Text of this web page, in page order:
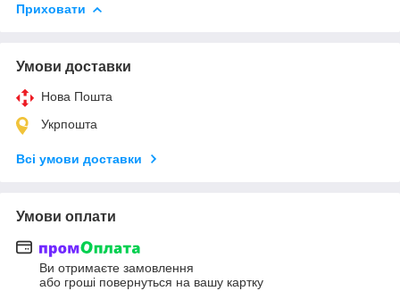
Приховати
Умови доставки
Нова Пошта
Укрпошта
Всі умови доставки
Умови оплати
Ви отримаєте замовлення
або гроші повернуться на вашу картку